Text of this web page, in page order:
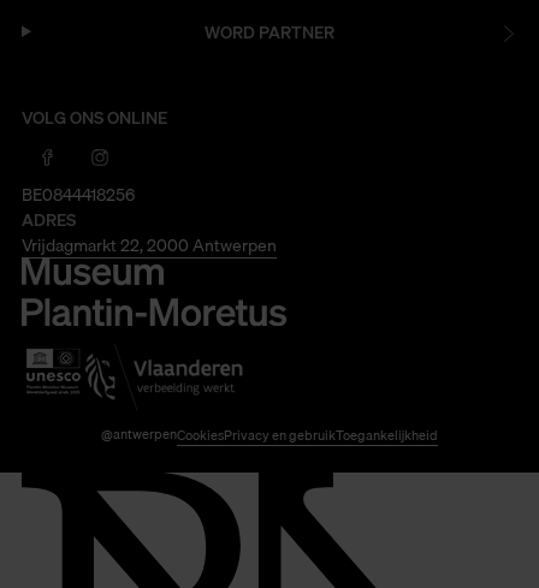
WORD PARTNER
VOLG ONS ONLINE
BE0844418256
ADRES
Vrijdagmarkt 22, 2000 Antwerpen
@antwerpenCookiesPrivacy en gebruikToegankelijkheid